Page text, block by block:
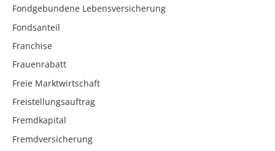
Fondgebundene Lebensversicherung
Fondsanteil
Franchise
Frauenrabatt
Freie Marktwirtschaft
Freistellungsauftrag
Fremdkapital
Fremdversicherung